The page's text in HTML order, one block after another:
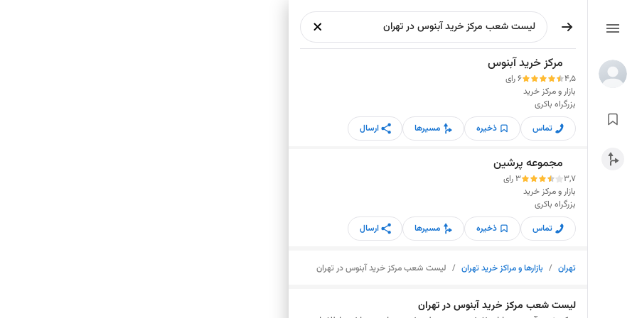
مرکز خرید آبنوس
4,5
6 رای
بازار و مرکز خرید
بزرگراه باکری
تماس
ذخیره مسیرها ارسال
مجموعه پرشین
3,7
3 رای
بازار و مرکز خرید
بزرگراه باکری
تماس
ذخیره مسیرها ارسال
تهران / بازارها و مراکز خرید تهران / لیست شعب مرکز خرید آبنوس در تهران
لیست شعب مرکز خرید آبنوس در تهران